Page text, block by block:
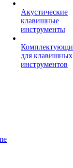
Акустические
клавишные
инструменты
для клавишных
инструментов